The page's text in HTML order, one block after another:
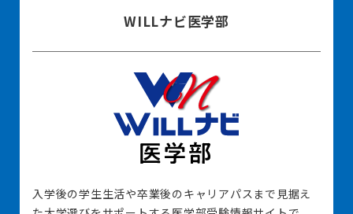
WILLナビ医学部
入学後の学生生活や卒業後のキャリアパスまで見据え